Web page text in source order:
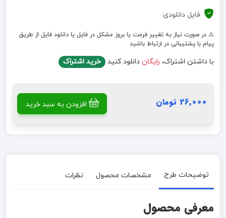
فایل دانلودی
⚠️ در صورت نیاز به تغییر فرمت یا بروز مشکل در فایل یا دانلود فایل از طریق
پیام با پشتیبانی در ارتباط باشید
با داشتن اشتراک، رایگان دانلود کنید خرید اشتراک
26,000 تومان افزودن به سبد خرید
توضیحات طرح مشخصات محصول نظرات
معرفی محصول